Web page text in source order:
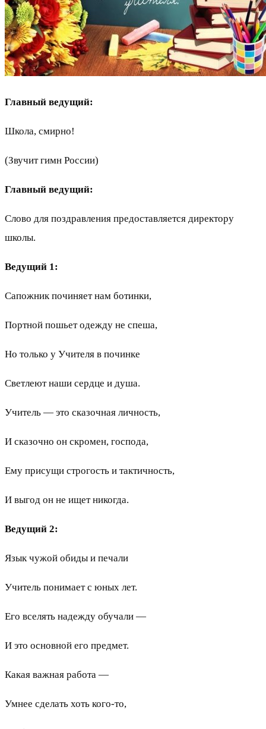
Главный ведущий:
Школа, смирно!
(Звучит гимн России)
Главный ведущий:
Слово для поздравления предоставляется директору
школы.
Ведущий 1:
Сапожник починяет нам ботинки,
Портной пошьет одежду не спеша,
Но только у Учителя в починке
Светлеют наши сердце и душа.
Учитель — это сказочная личность,
И сказочно он скромен, господа,
Ему присущи строгость и тактичность,
И выгод он не ищет никогда.
Ведущий 2:
Язык чужой обиды и печали
Учитель понимает с юных лет.
Его вселять надежду обучали —
И это основной его предмет.
Какая важная работа —
Умнее сделать хоть кого-то,